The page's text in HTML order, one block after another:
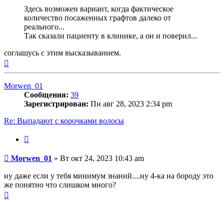
Здесь возможен вариант, когда фактическое
количество посаженных графтов далеко от
реального...
Так сказали пациенту в клинике, а он и поверил...
соглашусь с этим высказыванием.
Morwen_01
Сообщения: 39
Зарегистрирован: Пн авг 28, 2023 2:34 pm
Re: Выпадают с корочками волосы
Сообщение
Morwen_01 » Вт окт 24, 2023 10:43 am
ну даже если у тебя минимум знаний....ну 4-ка на бороду это
же понятно что слишком много?